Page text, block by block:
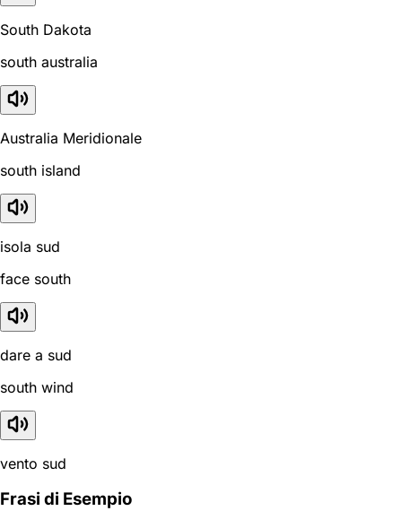
South Dakota
south australia
Australia Meridionale
south island
isola sud
face south
dare a sud
south wind
vento sud
Frasi di Esempio